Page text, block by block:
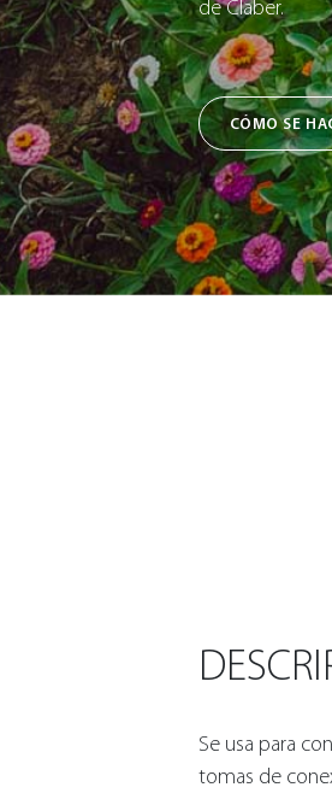
de Claber.
CÓMO SE
Se usa para
tomas de